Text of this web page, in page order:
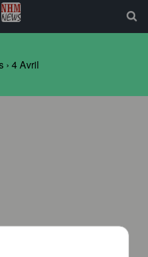
› 4 Avril